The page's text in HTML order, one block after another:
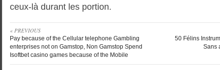
ceux-là durant les portion.
« PREVIOUS
Pay because of the Cellular telephone Gambling
enterprises not on Gamstop, Non Gamstop Spend
Isoftbet casino games because of the Mobile
50 Félins
Sans